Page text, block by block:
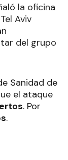
la oficina
Aviv
del grupo
Sanidad de
el ataque
. Por
.